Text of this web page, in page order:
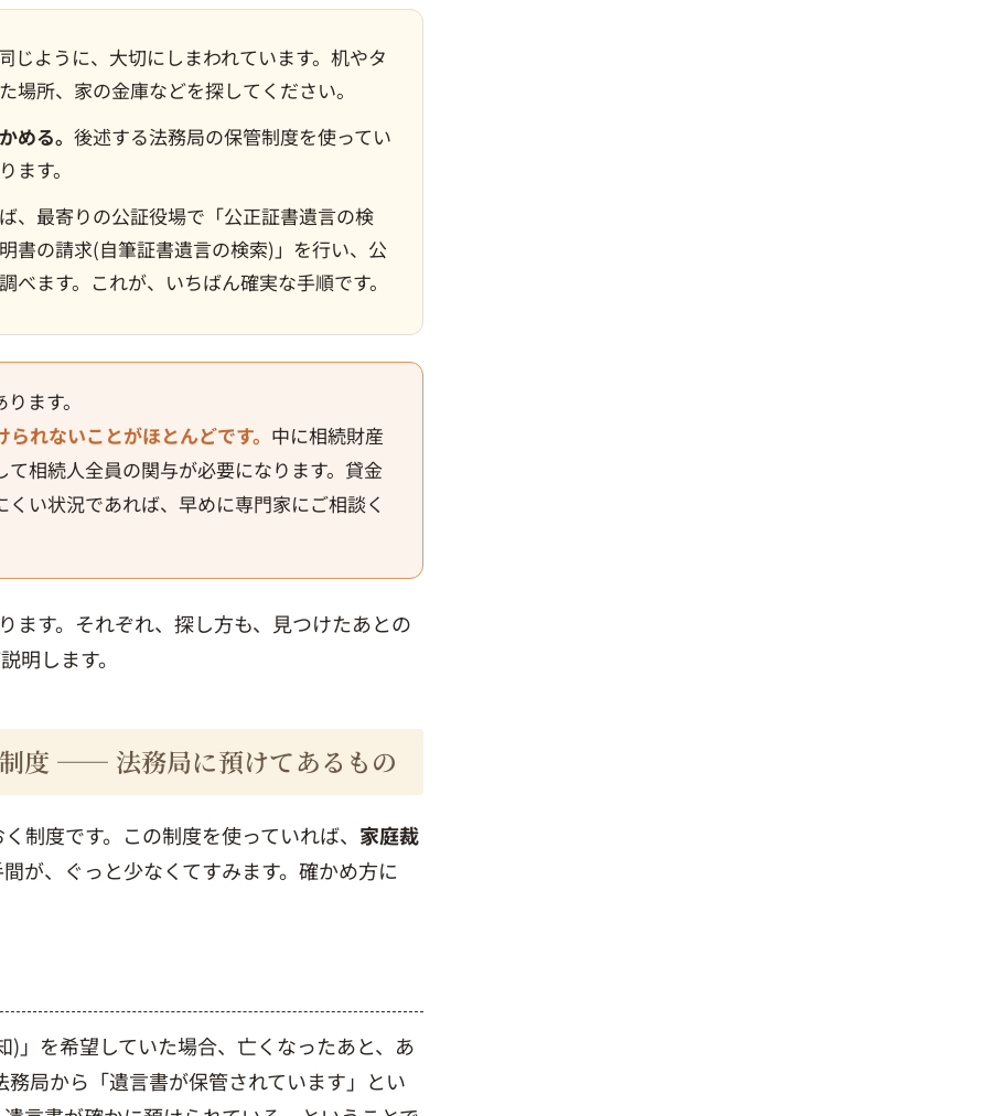
じように、大切にしまわれています。机やタ
所、家の金庫などを探してください。
める。後述する法務局の保管制度を使ってい
す。
、最寄りの公証役場で「公正証書遺言の検
書の請求(自筆証書遺言の検索)」を行い、公
ます。これが、いちばん確実な手順です。
ます。
れないことがほとんどです。 中に相続財産
相続人全員の関与が必要になります。貸金
い状況であれば、早めに専門家にご相談く
ます。それぞれ、探し方も、見つけたあとの
明します。
度 ── 法務局に預けてあるもの
制度です。この制度を使っていれば、 家庭裁
が、ぐっと少なくてすみます。確かめ方に
」を希望していた場合、亡くなったあと、あ
局から「遺言書が保管されています」とい